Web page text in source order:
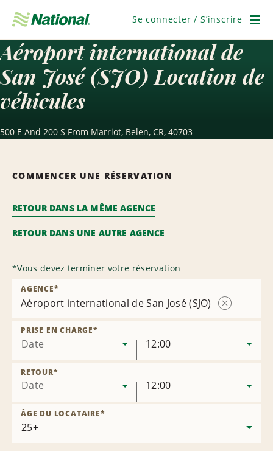
navigation
Se connecter / S’inscrire
Aéroport international de
San José (SJO) Location de
véhicules
500 E And 200 S From Marriot, Belen, CR, 40703
COMMENCER UNE RÉSERVATION
RETOUR DANS LA MÊME AGENCE
RETOUR DANS UNE AUTRE AGENCE
*Vous devez terminer votre réservation
Aéroport international de San José (SJO)
AGENCE*
Date
PRISE EN CHARGE*
12:00
Date
RETOUR*
12:00
ÂGE DU LOCATAIRE*